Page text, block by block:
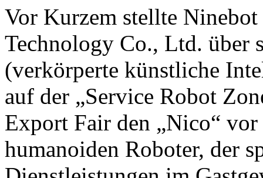
Vor Kurzem stellte
Technology Co., Ltd. über
(verkörperte künstliche
auf der „Service Robot
Export Fair den „Nico“
humanoiden Roboter, der